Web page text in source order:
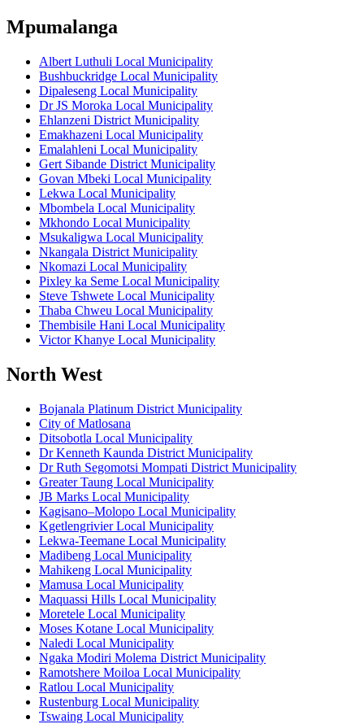
Mpumalanga
Albert Luthuli Local Municipality
Bushbuckridge Local Municipality
Dipaleseng Local Municipality
Dr JS Moroka Local Municipality
Ehlanzeni District Municipality
Emakhazeni Local Municipality
Emalahleni Local Municipality
Gert Sibande District Municipality
Govan Mbeki Local Municipality
Lekwa Local Municipality
Mbombela Local Municipality
Mkhondo Local Municipality
Msukaligwa Local Municipality
Nkangala District Municipality
Nkomazi Local Municipality
Pixley ka Seme Local Municipality
Steve Tshwete Local Municipality
Thaba Chweu Local Municipality
Thembisile Hani Local Municipality
Victor Khanye Local Municipality
North West
Bojanala Platinum District Municipality
City of Matlosana
Ditsobotla Local Municipality
Dr Kenneth Kaunda District Municipality
Dr Ruth Segomotsi Mompati District Municipality
Greater Taung Local Municipality
JB Marks Local Municipality
Kagisano–Molopo Local Municipality
Kgetlengrivier Local Municipality
Lekwa-Teemane Local Municipality
Madibeng Local Municipality
Mahikeng Local Municipality
Mamusa Local Municipality
Maquassi Hills Local Municipality
Moretele Local Municipality
Moses Kotane Local Municipality
Naledi Local Municipality
Ngaka Modiri Molema District Municipality
Ramotshere Moiloa Local Municipality
Ratlou Local Municipality
Rustenburg Local Municipality
Tswaing Local Municipality